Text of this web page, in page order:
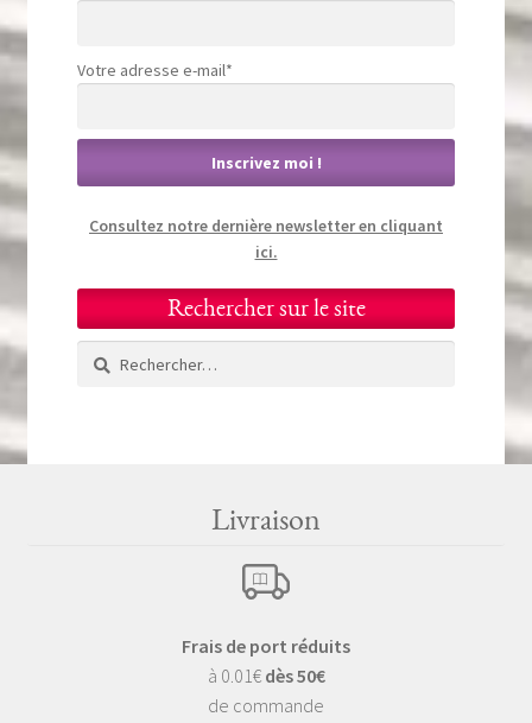
Votre adresse e-mail*
Consultez notre dernière newsletter en cliquant
ici.
Rechercher sur le site
Rechercher :
Livraison
Frais de port réduits
à 0.01€ dès 50€
de commande